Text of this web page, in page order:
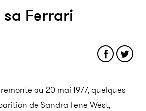
Ferrari
au 20 mai 1977, quelques
de Sandra Ilene West,